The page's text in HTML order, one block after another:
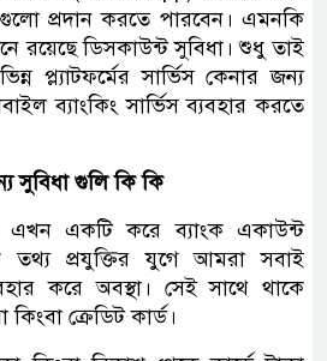
প্রদান করতে পারবেন। এমনকি
রয়েছে ডিসকাউন্ট সুবিধা। শুধু তাই
প্ল্যাটফর্মের সার্ভিস কেনার জন্য
ব্যাংকিং সার্ভিস ব্যবহার করতে
সুবিধা গুলি কি কি
এখন একটি করে ব্যাংক একাউন্ট
প্রযুক্তির যুগে আমরা সবাই
করে অবস্থা। সেই সাথে থাকে
ক্রেডিট কার্ড।